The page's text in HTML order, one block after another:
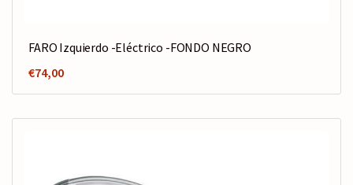
FARO Izquierdo -Eléctrico -FONDO NEGRO
€74,00